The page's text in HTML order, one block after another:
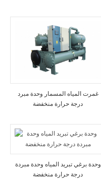
غمرت المياه المسمار وحدة مبرد
درجة حرارة منخفضة
وحدة برغي تبريد المياه وحدة مبردة
درجة حرارة منخفضة